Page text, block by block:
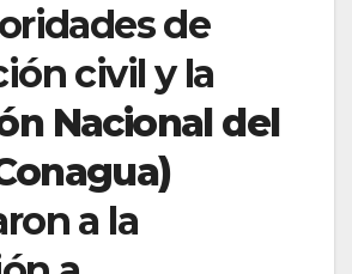
de
civil y la
Nacional del
a la